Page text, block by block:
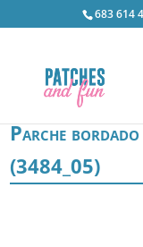
683 614
Parche
(3484_05)